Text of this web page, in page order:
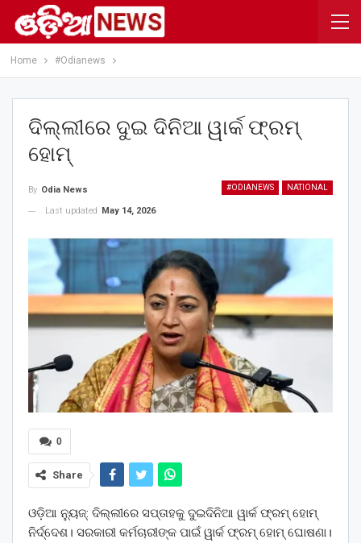
Home #Odianews
ଦିଲ୍ଲୀରେ ଦୁଇ ଦିନିଆ ୱାର୍କ ଫ୍ରମ୍‌
ହୋମ୍‌
#ODIANEWS NATIONAL
By Odia News
Last updated
May 14, 2026
0
Share
ଓଡ଼ିଆ ନ୍ୟୁଜ୍: ଦିଲ୍ଲୀରେ ସପ୍ତାହକୁ ଦୁଇଦିନିଆ ୱାର୍କ ଫ୍ରମ୍‌ ହୋମ୍‌
ନିର୍ଦ୍ଦେଶ। ସରକାରୀ କର୍ମଚାରୀଙ୍କ ପାଇଁ ୱାର୍କ ଫ୍ରମ୍‌ ହୋମ୍‌ ଘୋଷଣା।